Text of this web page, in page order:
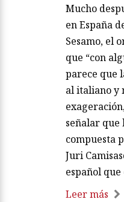
Mucho
en España
Sesamo, el
que “con
parece que
al italiano y
señalar que
compuesta
Juri
español
Leer más